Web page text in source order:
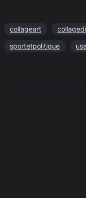
collageart
sportetpolitique